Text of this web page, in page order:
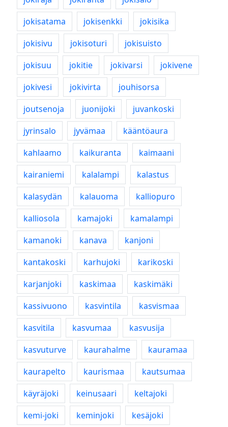
jokisatama
jokisenkki
jokisika
jokisivu
jokisoturi
jokisuisto
jokisuu
jokitie jokivarsi
jokivene
jokivesi
jokivirta
jouhisorsa
joutsenoja
juonijoki
juvankoski
jyrinsalo
jyvämaa
kääntöaura
kahlaamo
kaikuranta
kaimaani
kairaniemi
kalalampi
kalastus
kalasydän
kalauoma
kalliopuro
kalliosola
kamajoki
kamalampi
kamanoki
kanava
kanjoni
kantakoski
karhujoki
karikoski
karjanjoki
kaskimaa
kaskimäki
kassivuono
kasvintila
kasvismaa
kasvitila
kasvumaa
kasvusija
kasvuturve
kaurahalme
kauramaa
kaurapelto
kaurismaa
kautsumaa
käyräjoki
keinusaari
keltajoki
kemi-joki
keminjoki
kesäjoki